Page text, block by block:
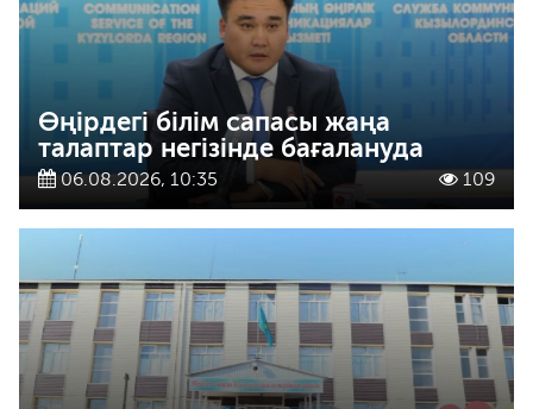
Өңірдегі білім сапасы жаңа
талаптар негізінде бағалануда
06.08.2026, 10:35 109